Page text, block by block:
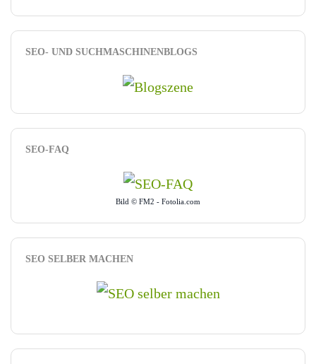
SEO- UND SUCHMASCHINENBLOGS
SEO-FAQ
Bild © FM2 - Fotolia.com
SEO SELBER MACHEN